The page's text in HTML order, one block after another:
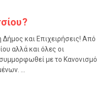
και Επιχειρήσεις! Από
αλλά και όλες οι
με το Κανονισμό
...